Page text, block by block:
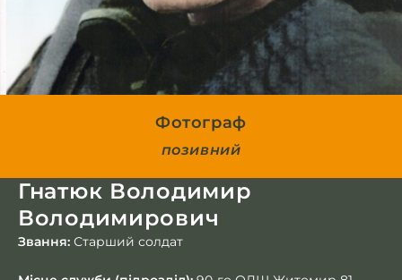
Фотограф
позивний
Гнатюк Володимир
Володимирович
Звання: Старший солдат